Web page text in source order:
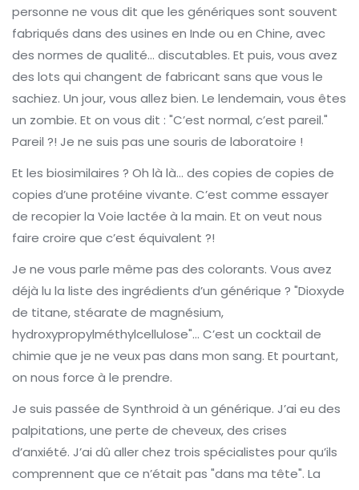
personne ne vous dit que les génériques sont souvent
fabriqués dans des usines en Inde ou en Chine, avec
des normes de qualité… discutables. Et puis, vous avez
des lots qui changent de fabricant sans que vous le
sachiez. Un jour, vous allez bien. Le lendemain, vous êtes
un zombie. Et on vous dit : "C’est normal, c’est pareil."
Pareil ?! Je ne suis pas une souris de laboratoire !
Et les biosimilaires ? Oh là là… des copies de copies de
copies d’une protéine vivante. C’est comme essayer
de recopier la Voie lactée à la main. Et on veut nous
faire croire que c’est équivalent ?!
Je ne vous parle même pas des colorants. Vous avez
déjà lu la liste des ingrédients d’un générique ? "Dioxyde
de titane, stéarate de magnésium,
hydroxypropylméthylcellulose"… C’est un cocktail de
chimie que je ne veux pas dans mon sang. Et pourtant,
on nous force à le prendre.
Je suis passée de Synthroid à un générique. J’ai eu des
palpitations, une perte de cheveux, des crises
d’anxiété. J’ai dû aller chez trois spécialistes pour qu’ils
comprennent que ce n’était pas "dans ma tête". La